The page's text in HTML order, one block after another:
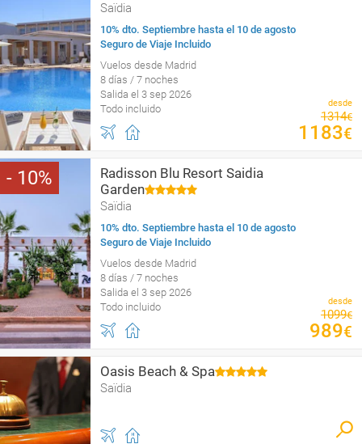
Saïdia
10% dto. Septiembre hasta el 10 de agosto
Seguro de Viaje Incluido
Vuelos desde Madrid
8 días / 7 noches
Salida el 3 sep 2026
Todo incluido
desde
1314€
1183€
10
Radisson Blu Resort Saidia
Garden
Saïdia
10% dto. Septiembre hasta el 10 de agosto
Seguro de Viaje Incluido
Vuelos desde Madrid
8 días / 7 noches
Salida el 3 sep 2026
Todo incluido
desde
1099€
989€
Oasis Beach & Spa
Saïdia